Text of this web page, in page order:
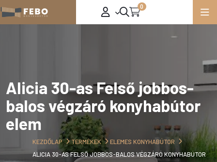
0
Alicia 30-as Felső jobbos-
balos végzáró konyhabútor
elem
KEZDŐLAP TERMÉKEK
ELEMES KONYHABÚTOR
ALICIA 30-AS FELSŐ JOBBOS-BALOS VÉGZÁRÓ KONYHABÚTOR